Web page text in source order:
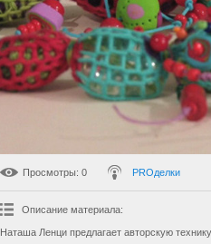
Просмотры: 0 PROделки
Описание материала:
Наташа Ленци предлагает авторскую